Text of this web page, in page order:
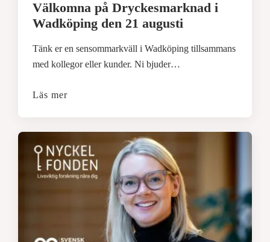
Välkomna på Dryckesmarknad i
Wadköping den 21 augusti
Tänk er en sensommarkväll i Wadköping tillsammans
med kollegor eller kunder. Ni bjuder…
Läs mer